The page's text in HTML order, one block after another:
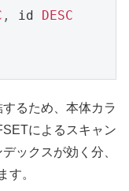
, id DESC
るため、本体カラ
によるスキャン
ックスが効く分、
す。